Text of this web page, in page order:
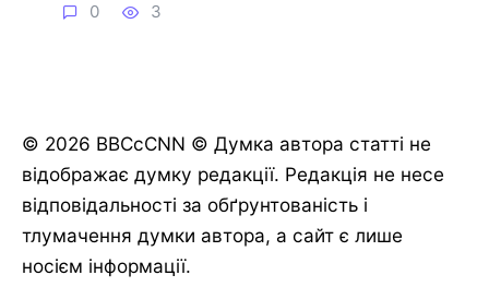
0 3
© 2026 BBCcCNN © Думка автора статті не
відображає думку редакції. Редакція не несе
відповідальності за обґрунтованість і
тлумачення думки автора, а сайт є лише
носієм інформації.